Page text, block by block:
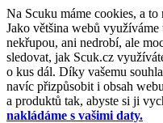
Na Scuku máme cookies, a to
Jako většina webů
nekřupou, ani nedrobí, ale
sledovat, jak Scuk.cz
o kus dál. Díky vašemu
navíc přizpůsobit i obsah
a produktů tak, abyste si ji
nakládáme s vašimi daty.